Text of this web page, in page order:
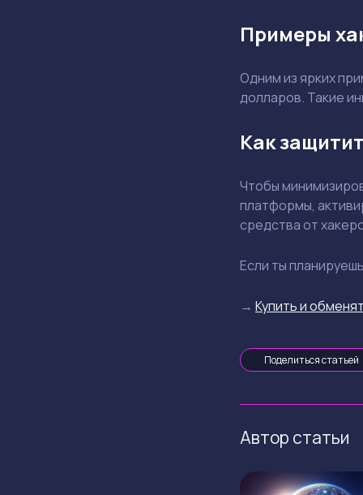
Примеры
Одним из ярких
долларов. Такие
Как
Чтобы
платформы,
средства от
Если ты
→ Купить и
Поделиться статьей
Автор статьи